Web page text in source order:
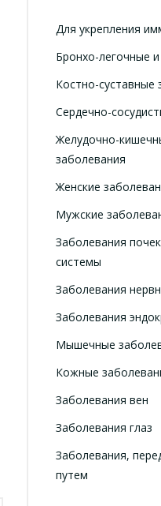
Для укрепления
Бронхо-легочные
Костно-суставные
Сердечно-
Желудочно-
заболевания
Женские
Мужские
Заболевания
системы
Заболевания
Заболевания
Мышечные
Кожные
Заболевания вен
Заболевания глаз
Заболевания,
путем